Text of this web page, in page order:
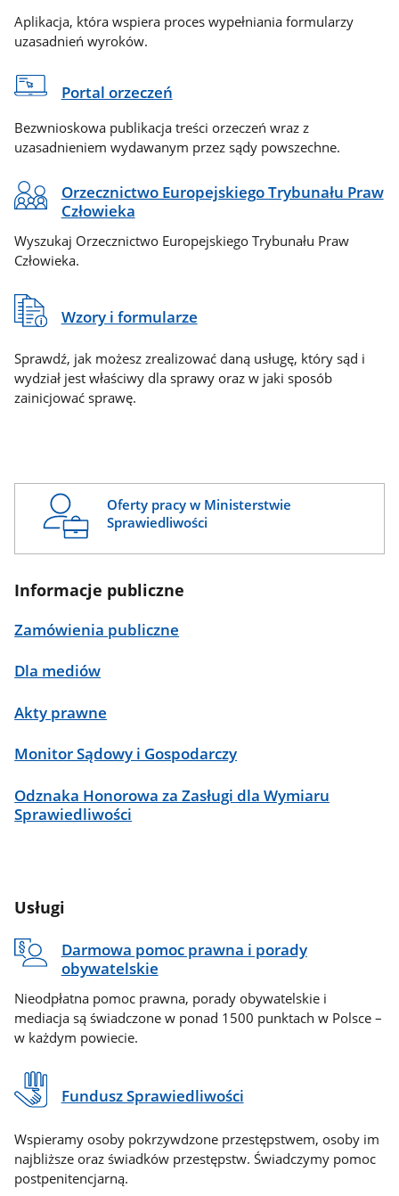
Aplikacja, która wspiera proces wypełniania formularzy
uzasadnień wyroków.
Portal orzeczeń
Bezwnioskowa publikacja treści orzeczeń wraz z
uzasadnieniem wydawanym przez sądy powszechne.
Orzecznictwo Europejskiego Trybunału Praw
Człowieka
Wyszukaj Orzecznictwo Europejskiego Trybunału Praw
Człowieka.
Wzory i formularze
Sprawdź, jak możesz zrealizować daną usługę, który sąd i
wydział jest właściwy dla sprawy oraz w jaki sposób
zainicjować sprawę.
Oferty pracy w Ministerstwie
Sprawiedliwości
Informacje publiczne
Zamówienia publiczne
Dla mediów
Akty prawne
Monitor Sądowy i Gospodarczy
Odznaka Honorowa za Zasługi dla Wymiaru
Sprawiedliwości
Usługi
Darmowa pomoc prawna i porady
obywatelskie
Nieodpłatna pomoc prawna, porady obywatelskie i
mediacja są świadczone w ponad 1500 punktach w Polsce –
w każdym powiecie.
Fundusz Sprawiedliwości
Wspieramy osoby pokrzywdzone przestępstwem, osoby im
najbliższe oraz świadków przestępstw. Świadczymy pomoc
postpenitencjarną.